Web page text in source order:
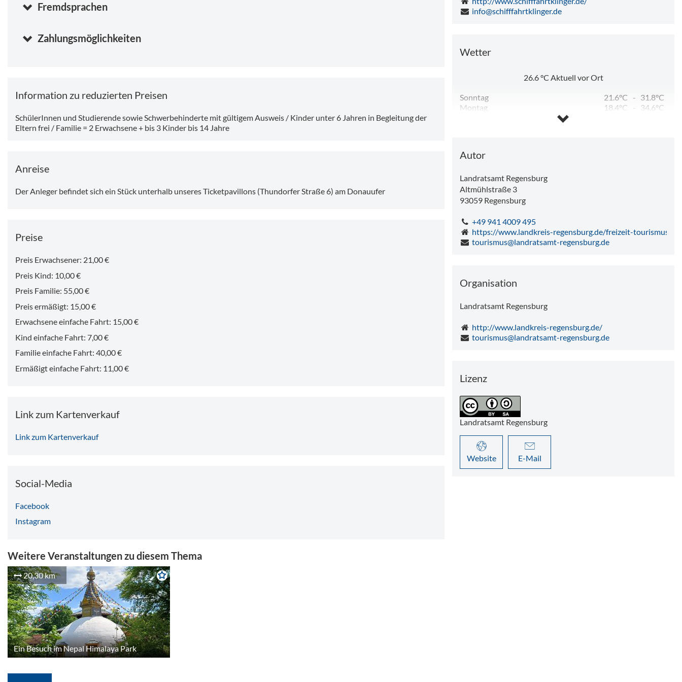
Fremdsprachen
Zahlungsmöglichkeiten
Information zu reduzierten Preisen
SchülerInnen und Studierende sowie Schwerbehinderte mit gültigem Ausweis / Kinder unter 6 Jahren in Begleitung der
Eltern frei / Familie = 2 Erwachsene + bis 3 Kinder bis 14 Jahre
Anreise
Der Anleger befindet sich ein Stück unterhalb unseres Ticketpavillons (Thundorfer Straße 6) am Donauufer
Preise
Preis Erwachsener: 21,00 €
Preis Kind: 10,00 €
Preis Familie: 55,00 €
Preis ermäßigt: 15,00 €
Erwachsene einfache Fahrt: 15,00 €
Kind einfache Fahrt: 7,00 €
Familie einfache Fahrt: 40,00 €
Ermäßigt einfache Fahrt: 11,00 €
Link zum Kartenverkauf
Link zum Kartenverkauf
Social-Media
Facebook
Instagram
Weitere Veranstaltungen zu diesem Thema
20,30 km
Ein Besuch im Nepal Himalaya Park
info@schifffahrtklinger.de
Wetter
26.6°C Aktuell vor Ort
Sonntag 21.6°C - 31.8°C
Montag
18.4°C -
34.6°C
Autor
Landratsamt Regensburg
Altmühlstraße 3
93059 Regensburg
+49 941 4009 495
https://www.landkreis-regensburg.de/freizeit-tourismus/
tourismus@landratsamt-regensburg.de
Organisation
Landratsamt Regensburg
http://www.landkreis-regensburg.de/
tourismus@landratsamt-regensburg.de
Lizenz
Landratsamt Regensburg
Website E-Mail